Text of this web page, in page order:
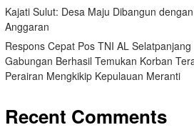
Kajati Sulut: Desa Maju Dibangun
Anggaran
Respons Cepat Pos TNI AL
Gabungan Berhasil Temukan Korban
Perairan Mengkikip Kepulauan Meranti
Recent Comments